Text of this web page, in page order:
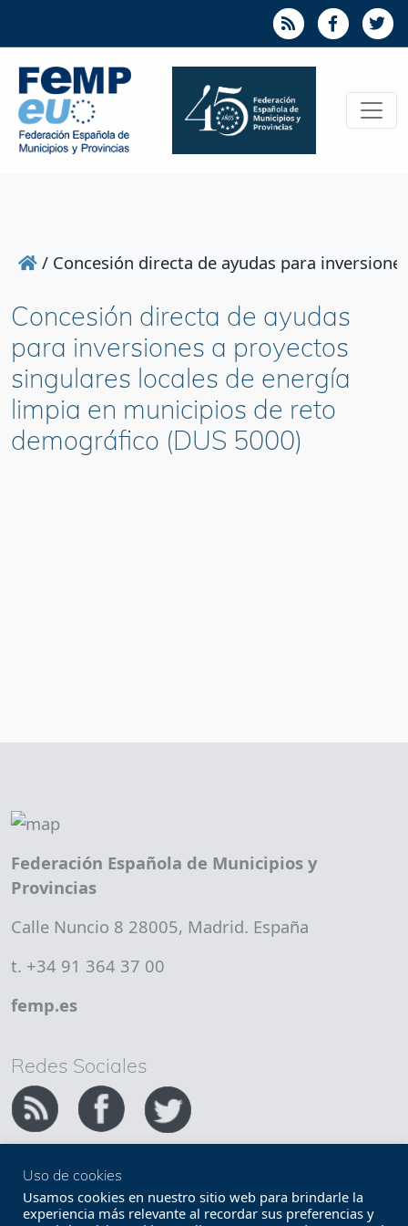
/ Concesión directa de ayudas para
Concesión directa de ayudas
para inversiones a proyectos
singulares locales de energía
limpia en municipios de reto
demográfico (DUS 5000)
Federación Española de Municipios y
Provincias
Calle Nuncio 8 28005, Madrid. España
t. +34 91 364 37 00
femp.es
Redes Sociales
Copyright FEMP
Accesibilidad
Uso de cookies
Usamos cookies en nuestro sitio web para brindarle la
experiencia más relevante al recordar sus preferencias y